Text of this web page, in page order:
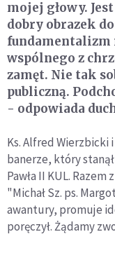
mojej głowy.
dobry obrazek
wspólnego z
zamęt. Nie tak
publiczną.
- odpowiada
Ks. Alfred Wierzbicki
banerze, który
Pawła II KUL.
"Michał Sz. ps.
awantury, promuje
poręczył. Żądamy